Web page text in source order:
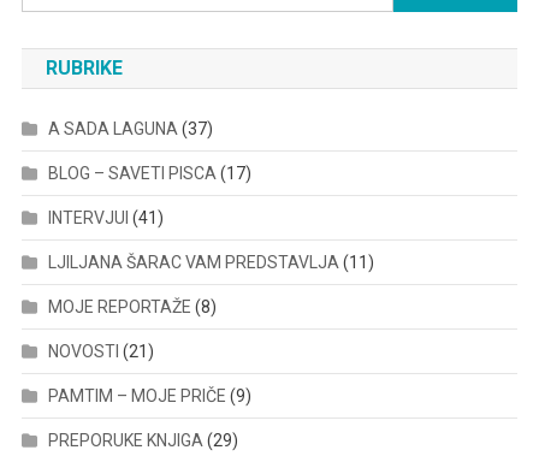
for:
RUBRIKE
A SADA LAGUNA (37)
BLOG – SAVETI PISCA (17)
INTERVJUI (41)
LJILJANA ŠARAC VAM PREDSTAVLJA (11)
MOJE REPORTAŽE (8)
NOVOSTI (21)
PAMTIM – MOJE PRIČE (9)
PREPORUKE KNJIGA (29)